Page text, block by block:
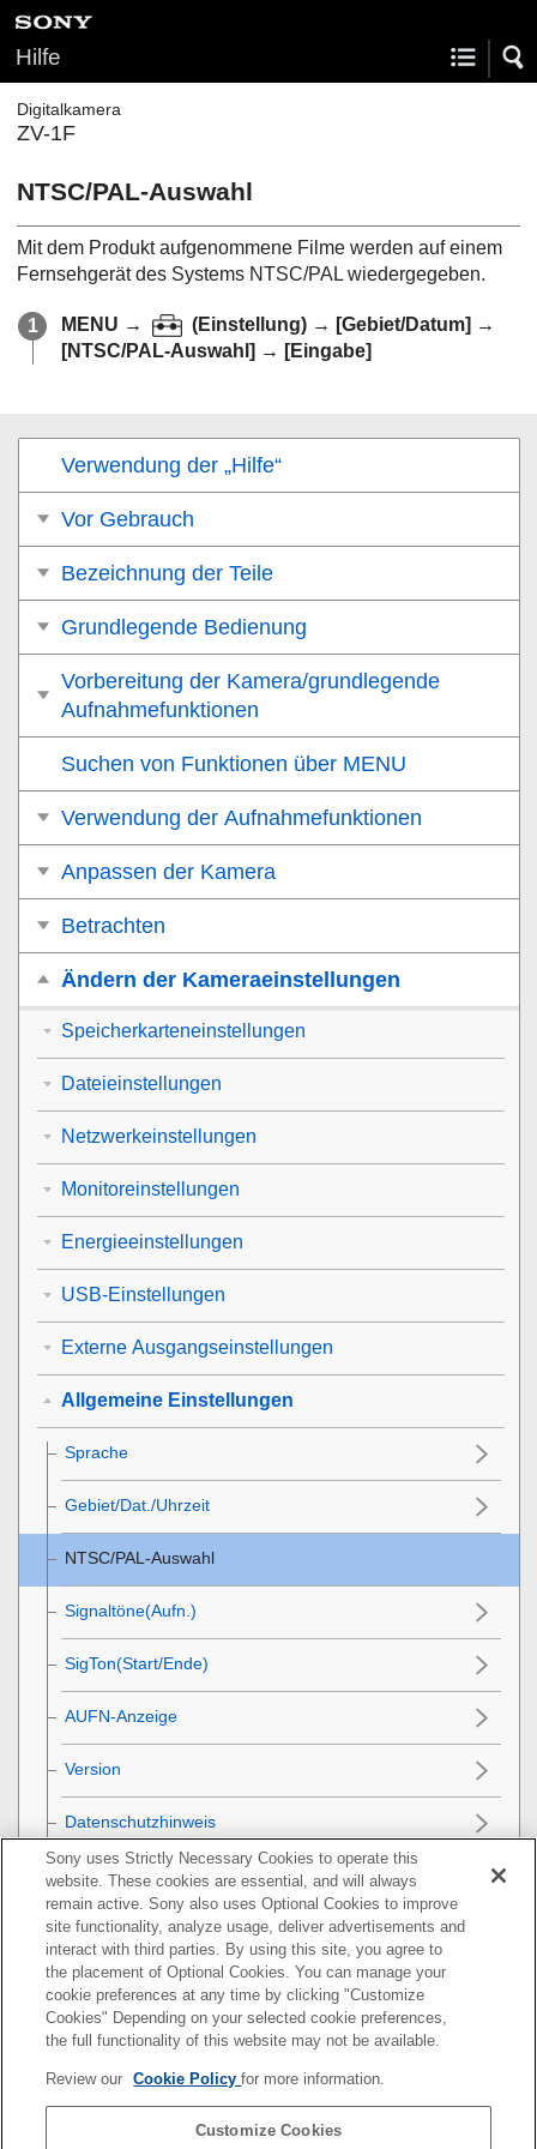
Hilfe
Digitalkamera
ZV-1F
NTSC/PAL-Auswahl
Mit dem Produkt aufgenommene Filme werden auf einem
Fernsehgerät des Systems NTSC/PAL wiedergegeben.
MENU → (Einstellung) → [Gebiet/Datum] →
[NTSC/PAL-Auswahl] → [Eingabe]
Verwendung der „Hilfe“
Vor Gebrauch
Bezeichnung der Teile
Grundlegende Bedienung
Vorbereitung der Kamera/grundlegende
Aufnahmefunktionen
Suchen von Funktionen über MENU
Verwendung der Aufnahmefunktionen
Anpassen der Kamera
Betrachten
Ändern der Kameraeinstellungen
Speicherkarteneinstellungen
Dateieinstellungen
Netzwerkeinstellungen
Monitoreinstellungen
Energieeinstellungen
USB-Einstellungen
Externe Ausgangseinstellungen
Allgemeine Einstellungen
Sprache
Gebiet/Dat./Uhrzeit
NTSC/PAL-Auswahl
Signaltöne(Aufn.)
SigTon(Start/Ende)
AUFN-Anzeige
Version
Datenschutzhinweis
Bildschirmleser(nur für einige Modelle)
Einstlg zurücksetzen
Mit einem Smartphone verfügbare Funktionen
Verwendung eines Computers
Verwenden des Cloud-Dienstes
Sony uses Strictly Necessary Cookies to operate this
website. These cookies are essential, and will always
remain active. Sony also uses Optional Cookies to improve
site functionality, analyze usage, deliver advertisements and
interact with third parties. By using this site, you agree to
the placement of Optional Cookies. You can manage your
cookie preferences at any time by clicking "Customize
Cookies" Depending on your selected cookie preferences,
the full functionality of this website may not be available.
Review our Cookie Policyfor more information.
Customize Cookies